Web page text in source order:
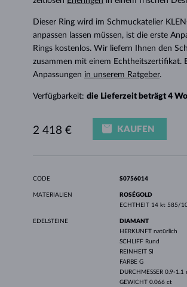
Dieser Ring wird im Schmuckatelier
anpassen lassen müssen, ist die erste
Rings kostenlos. Wir liefern Ihnen den
zusammen mit einem Echtheitszertifikat.
Anpassungen in unserem Ratgeber.
Verfügbarkeit: die Lieferzeit beträgt 4
2 418 € KAUFEN
CODE S0756014
MATERIALIEN
ROSÉGOLD
ECHTHEIT 14 kt 585/
EDELSTEINE
DIAMANT
HERKUNFT natürlich
SCHLIFF Rund
REINHEIT SI
FARBE G
DURCHMESSER 0.9-1.1
GEWICHT 0.066 ct